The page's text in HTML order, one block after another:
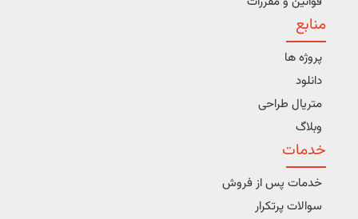
منابع
پروژه ها
دانلود
متریال طراحی
وبلاگ
خدمات
خدمات پس از فروش
سوالات پرتکرار